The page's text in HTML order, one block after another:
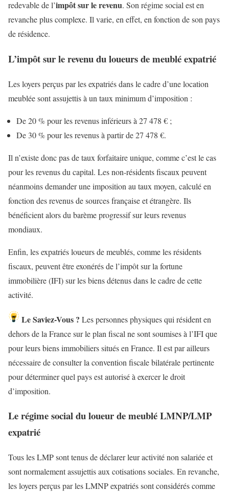
redevable de l’impôt sur le revenu. Son régime social est en
revanche plus complexe. Il varie, en effet, en fonction de son pays
de résidence.
L’impôt sur le revenu du loueurs de meublé expatrié
Les loyers perçus par les expatriés dans le cadre d’une location
meublée sont assujettis à un taux minimum d’imposition :
De 20 % pour les revenus inférieurs à 27 478 € ;
De 30 % pour les revenus à partir de 27 478 €.
Il n’existe donc pas de taux forfaitaire unique, comme c’est le cas
pour les revenus du capital. Les non-résidents fiscaux peuvent
néanmoins demander une imposition au taux moyen, calculé en
fonction des revenus de sources française et étrangère. Ils
bénéficient alors du barème progressif sur leurs revenus
mondiaux.
Enfin, les expatriés loueurs de meublés, comme les résidents
fiscaux, peuvent être exonérés de l’impôt sur la fortune
immobilière (IFI) sur les biens détenus dans le cadre de cette
activité.
Le Saviez-Vous ? Les personnes physiques qui résident en
dehors de la France sur le plan fiscal ne sont soumises à l’IFI que
pour leurs biens immobiliers situés en France. Il est par ailleurs
nécessaire de consulter la convention fiscale bilatérale pertinente
pour déterminer quel pays est autorisé à exercer le droit
d’imposition.
Le régime social du loueur de meublé LMNP/LMP
expatrié
Tous les LMP sont tenus de déclarer leur activité non salariée et
sont normalement assujettis aux cotisations sociales. En revanche,
les loyers perçus par les LMNP expatriés sont considérés comme